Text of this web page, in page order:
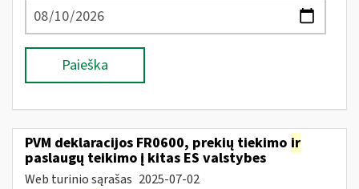
Paieška
PVM deklaracijos FR0600, prekių tiekimo ir
paslaugų teikimo į kitas ES valstybes
Web turinio sąrašas 2025-07-02